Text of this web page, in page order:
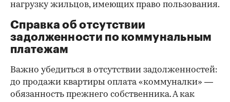
нагрузку жильцов, имеющих право пользования.
Справка об отсутствии
задолженности по коммунальным
платежам
Важно убедиться в отсутствии задолженностей:
до продажи квартиры оплата «коммуналки» —
обязанность прежнего собственника. А как